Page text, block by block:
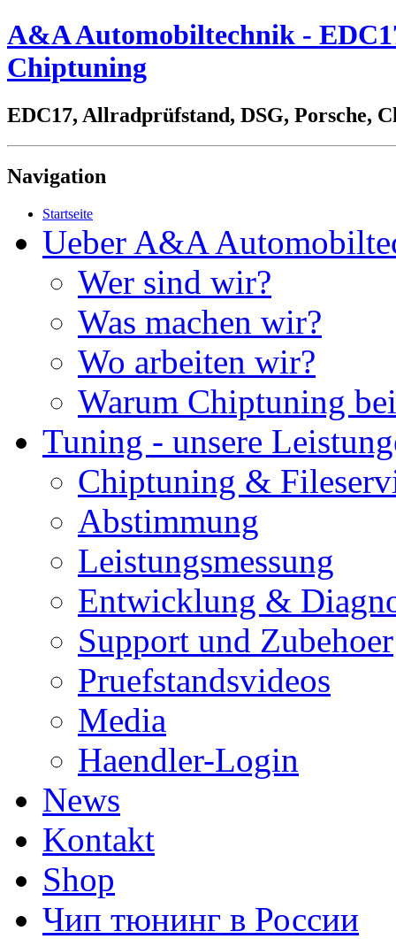
A&A Automobiltechnik -
Chiptuning
EDC17, Allradprüfstand, DSG, Porsche,
Navigation
Startseite
Ueber A&A
Wer sind wir?
Was machen wir?
Wo arbeiten wir?
Warum Chiptuning
Tuning - unsere
Chiptuning &
Abstimmung
Leistungsmessung
Entwicklung &
Support und Zubehoer
Pruefstandsvideos
Media
Haendler-Login
News
Kontakt
Shop
Чип тюнинг в России